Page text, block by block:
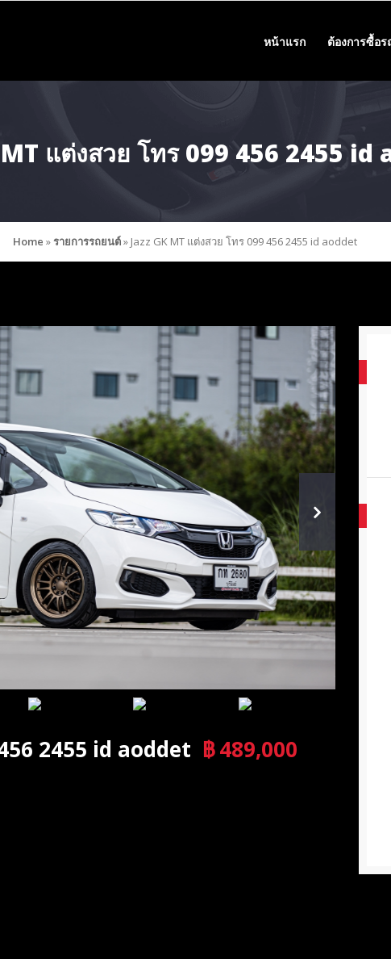
หน้าแรก ต้องการซื้อร
MT แต่งสวย โทร 099 456 2455 id
Home »รายการรถยนต์» Jazz GK MT แต่งสวย โทร 099 456 2455 id aoddet
2455 id aoddet ฿489,000